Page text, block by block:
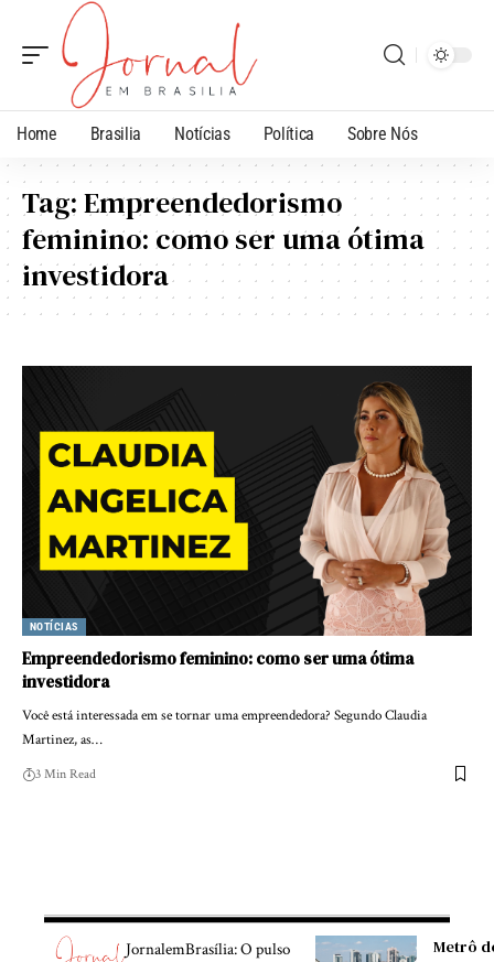
Home Brasilia Notícias Política Sobre Nós
Tag:Empreendedorismo
feminino: como ser uma ótima
investidora
NOTÍCIAS
Empreendedorismo feminino: como ser uma ótima
investidora
Você está interessada em se tornar uma empreendedora? Segundo Claudia
Martinez, as…
3 Min Read
JornalemBrasília: O pulso
Metrô